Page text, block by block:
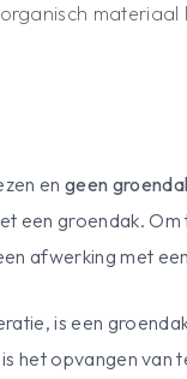
materiaal
en geen
een groendak.
afwerking met
is een
het opvangen van